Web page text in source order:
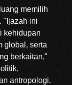
memilih
"Ijazah ini
kehidupan
global, serta
berkaitan,"
antropologi.